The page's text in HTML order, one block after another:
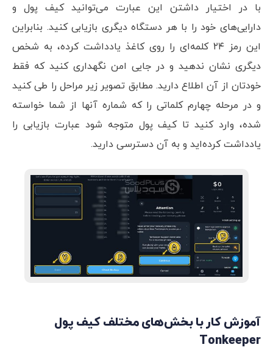
با در اختیار داشتن این عبارت می‌توانید کیف پول و
دارایی‌های خود را با هر دستگاه دیگری بازیابی کنید. بنابراین
این رمز ۲۴ کلمه‌ای را روی کاغذ یادداشت کرده، به شخص
دیگری نشان ندهید و در جایی امن نگهداری کنید که فقط
خودتان از آن اطلاع دارید. مطابق تصویر زیر مراحل را طی کنید
و در مرحله چهارم کلماتی را که شماره آنها از شما خواسته
شده، وارد کنید تا کیف پول متوجه شود عبارت بازیابی را
یادداشت کرده‌اید و به آن دسترسی دارید.
آموزش کار با بخش‌های مختلف کیف پول
Tonkeeper